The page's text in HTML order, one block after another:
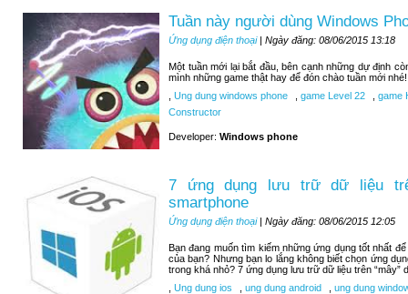
Tuần này người dùng Windows
Ứng dụng điện thoại| Ngày đăng: 08/06/2015 13:18
Một tuần mới lại bắt đầu, bên cạnh những dự định
mình những game thật hay để đón chào tuần mới nhé!
Ung dung windows phone game Level 22
game
Constructor
Developer: Windows phone
7 ứng dụng lưu trữ dữ liệu
smartphone
Ứng dụng điện thoại| Ngày đăng: 08/06/2015 12:05
Bạn đang muốn tìm kiếm những ứng dụng tốt nhất
của bạn? Nhưng bạn lo lắng không biết chọn ứng
trong khá nhỏ? 7 ứng dụng lưu trữ dữ liệu trên “mây”
Ung dung ios ung dung android
ung dung